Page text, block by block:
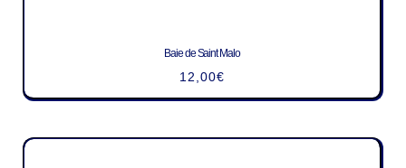
Baie de Saint Malo
12,00€